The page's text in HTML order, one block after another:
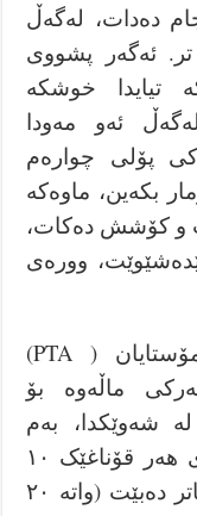
دەدات، لەگەڵ
ئەگەر پشووی
تیایدا خوشکە
ئەو مەودا
پۆلی چوارەم
بکەین، ماوەکە
و کۆشش دەكات،
وورەی
یەكێتی نەتەوەیی دایباب و مامۆستایان ( PTA)
لە ئەرکی ماڵەوە بۆ
شەوێکدا، بەم
شێوەیەش ماوەی ئەرکی ماڵەوەی هەر قۆناغێک ١٠
خولەکی لە قۆناغی پێش خۆی زیاتر دەبێت (واتە ٢٠